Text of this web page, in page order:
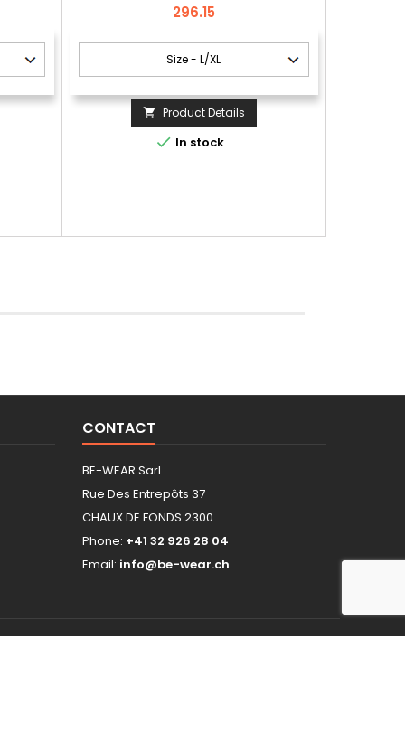
Price
296.15
 Product Details
 In stock
CONTACT
BE-WEAR Sarl
Rue Des Entrepôts 37
CHAUX DE FONDS 2300
Phone: +41 32 926 28 04
Email: info@be-wear.ch